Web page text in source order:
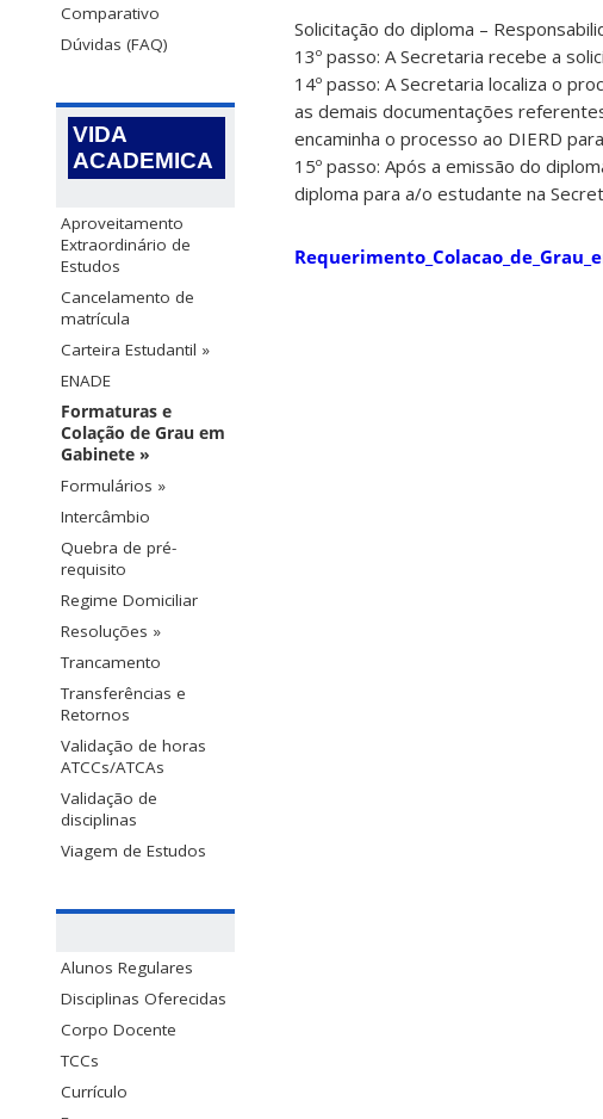
Comparativo
Dúvidas (FAQ)
VIDA
ACADEMICA
Aproveitamento
Extraordinário de
Estudos
Cancelamento de
matrícula
Carteira Estudantil »
ENADE
Formaturas e
Colação de Grau em
Gabinete »
Formulários »
Intercâmbio
Quebra de pré-
requisito
Regime Domiciliar
Resoluções »
Trancamento
Transferências e
Retornos
Validação de horas
ATCCs/ATCAs
Validação de
disciplinas
Viagem de Estudos
Alunos Regulares
Disciplinas Oferecidas
Corpo Docente
TCCs
Currículo
Solicitação do diploma –
13º passo: A Secretaria recebe a
14º passo: A Secretaria localiza o
as demais documentações
encaminha o processo ao DIERD
15º passo: Após a emissão do
diploma para a/o estudante na